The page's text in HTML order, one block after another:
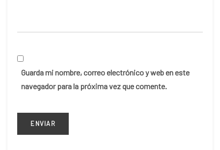
Guarda mi nombre, correo electrónico y web en este
navegador para la próxima vez que comente.